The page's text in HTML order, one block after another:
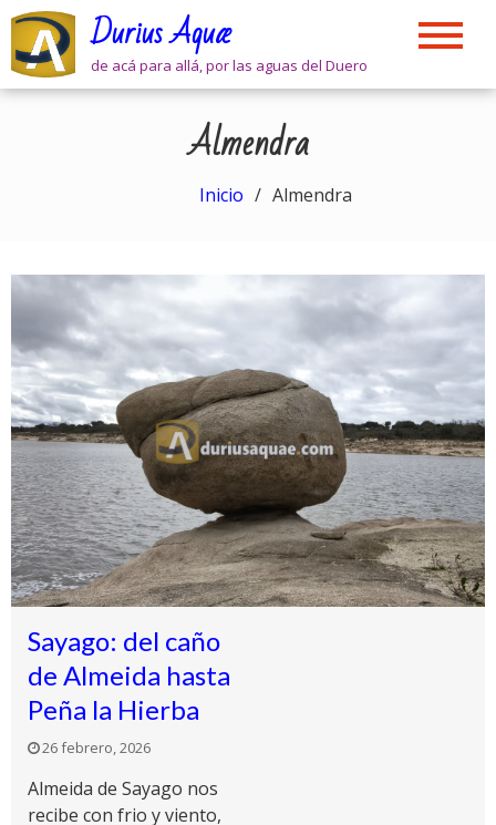
Skip
content
Durius Aquæ
de acá para allá, por las aguas del Duero
Almendra
Inicio Almendra
Sayago: del caño
de Almeida hasta
Peña la Hierba
26 febrero, 2026
Almeida de Sayago nos
recibe con frio y viento,